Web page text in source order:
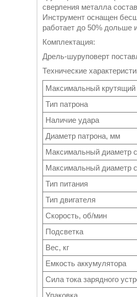
сверления металла
Инструмент оснащен
работает до 50% дольше
Комплектация:
Дрель-шуруповерт
Технические
Максимальный
Тип патрона
Наличие удара
Диаметр патрона, мм
Максимальный диаметр
Максимальный диаметр
Тип питания
Тип двигателя
Скорость, об/мин
Подсветка
Вес, кг
Емкость аккумулятора
Сила тока зарядного
Упаковка